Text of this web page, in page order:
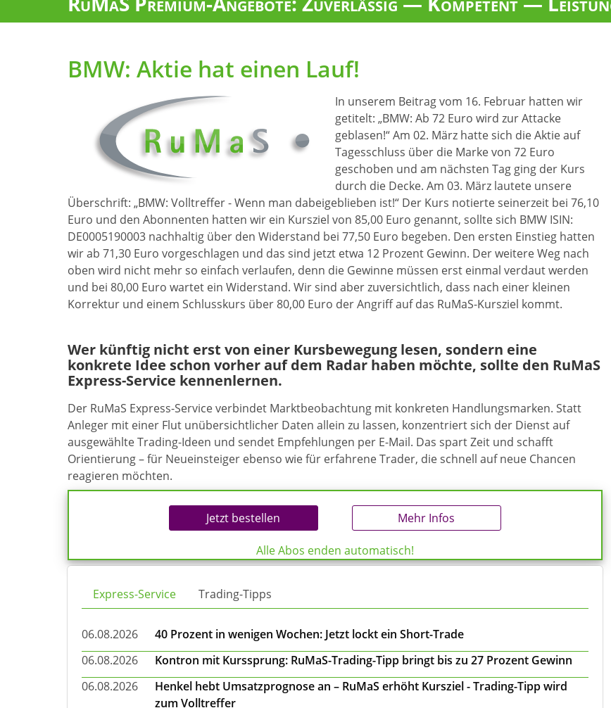
BMW: Aktie hat einen Lauf!
In unserem Beitrag vom 16. Februar hatten wir
getitelt: „BMW: Ab 72 Euro wird zur Attacke
geblasen!“ Am 02. März hatte sich die Aktie auf
Tagesschluss über die Marke von 72 Euro
geschoben und am nächsten Tag ging der Kurs
durch die Decke. Am 03. März lautete unsere
Überschrift: „BMW: Volltreffer - Wenn man dabeigeblieben ist!“ Der Kurs notierte seinerzeit bei 76,10
Euro und den Abonnenten hatten wir ein Kursziel von 85,00 Euro genannt, sollte sich BMW ISIN:
DE0005190003 nachhaltig über den Widerstand bei 77,50 Euro begeben. Den ersten Einstieg hatten
wir ab 71,30 Euro vorgeschlagen und das sind jetzt etwa 12 Prozent Gewinn. Der weitere Weg nach
oben wird nicht mehr so einfach verlaufen, denn die Gewinne müssen erst einmal verdaut werden
und bei 80,00 Euro wartet ein Widerstand. Wir sind aber zuversichtlich, dass nach einer kleinen
Korrektur und einem Schlusskurs über 80,00 Euro der Angriff auf das RuMaS-Kursziel kommt.
Wer künftig nicht erst von einer Kursbewegung lesen, sondern eine
konkrete Idee schon vorher auf dem Radar haben möchte, sollte den RuMaS
Express-Service kennenlernen.
Der RuMaS Express-Service verbindet Marktbeobachtung mit konkreten Handlungsmarken. Statt
Anleger mit einer Flut unübersichtlicher Daten allein zu lassen, konzentriert sich der Dienst auf
ausgewählte Trading-Ideen und sendet Empfehlungen per E-Mail. Das spart Zeit und schafft
Orientierung – für Neueinsteiger ebenso wie für erfahrene Trader, die schnell auf neue Chancen
reagieren möchten.
Jetzt bestellen Mehr Infos
Alle Abos enden automatisch!
Express-Service Trading-Tipps
06.08.2026
40 Prozent in wenigen Wochen: Jetzt lockt ein Short-Trade
06.08.2026
Kontron mit Kurssprung: RuMaS-Trading-Tipp bringt bis zu 27 Prozent Gewinn
06.08.2026
Henkel hebt Umsatzprognose an – RuMaS erhöht Kursziel - Trading-Tipp wird
zum Volltreffer